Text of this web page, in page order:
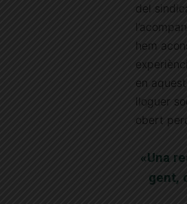
del
hem
en
lloguer
obert
«Una
gent,